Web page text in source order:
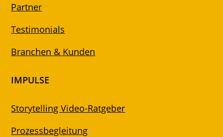
Partner
Testimonials
Branchen & Kunden
IMPULSE
Storytelling Video-Ratgeber
Prozessbegleitung